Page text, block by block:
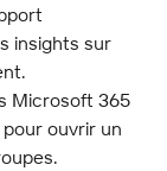
insights sur
Microsoft 365
ouvrir un